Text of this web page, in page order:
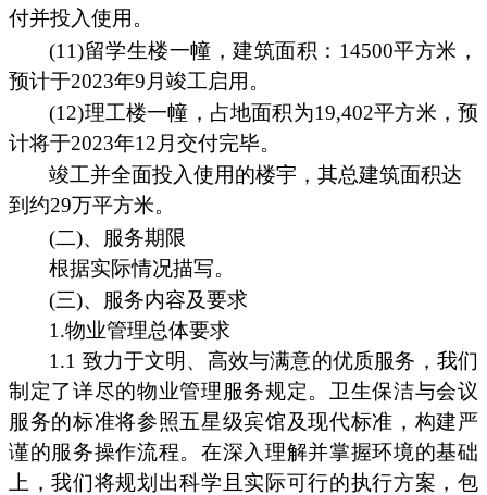
付并投入使用。
(11)留学生楼一幢，建筑面积：14500平方米，
预计于2023年9月竣工启用。
(12)理工楼一幢，占地面积为19,402平方米，预
计将于2023年12月交付完毕。
竣工并全面投入使用的楼宇，其总建筑面积达
到约29万平方米。
(二)、服务期限
根据实际情况描写。
(三)、服务内容及要求
1.物业管理总体要求
1.1 致力于文明、高效与满意的优质服务，我们
制定了详尽的物业管理服务规定。卫生保洁与会议
服务的标准将参照五星级宾馆及现代标准，构建严
谨的服务操作流程。在深入理解并掌握环境的基础
上，我们将规划出科学且实际可行的执行方案，包